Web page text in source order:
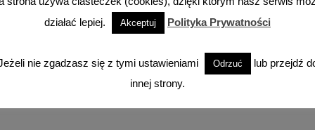
Facebook Instagram YouTube TikTok
działać lepiej.
Akceptuj Polityka Prywatności
nie zgadzasz się z tymi ustawieniami Odrzuć
lub przejdź
innej strony.